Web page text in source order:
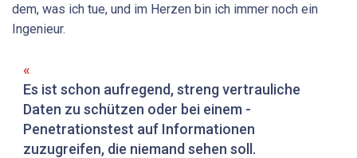
dem, was ich tue, und im Herzen bin ich immer noch ein
Ingenieur.
Es ist schon aufregend, streng vertrauliche
Daten zu schützen oder bei einem ­
Penetrationstest auf Informationen
zuzugreifen, die ­niemand sehen soll.